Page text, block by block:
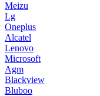
Meizu
Lg
Oneplus
Alcatel
Lenovo
Microsoft
Agm
Blackview
Bluboo